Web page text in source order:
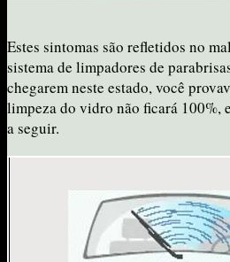
Estes sintomas são refletidos no
sistema de limpadores de
chegarem neste estado, você
limpeza do vidro não ficará 100%,
a seguir.